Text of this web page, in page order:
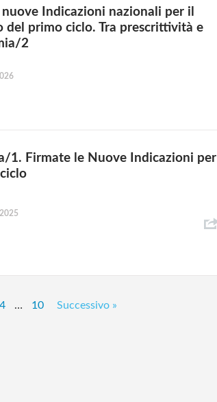
Indicazioni nazionali per il
del primo ciclo. Tra prescrittività e
2
1. Firmate le Nuove Indicazioni per
4 … 10 Successivo »